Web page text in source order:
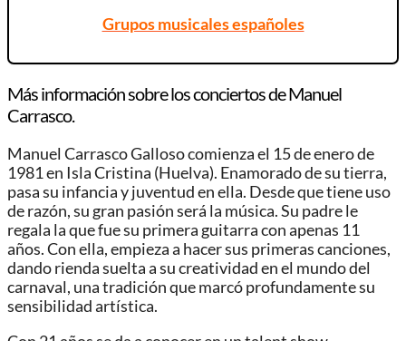
Grupos musicales españoles
Más información sobre los conciertos de Manuel
Carrasco.
Manuel Carrasco Galloso comienza el 15 de enero de
1981 en Isla Cristina (Huelva). Enamorado de su tierra,
pasa su infancia y juventud en ella. Desde que tiene uso
de razón, su gran pasión será la música. Su padre le
regala la que fue su primera guitarra con apenas 11
años. Con ella, empieza a hacer sus primeras canciones,
dando rienda suelta a su creatividad en el mundo del
carnaval, una tradición que marcó profundamente su
sensibilidad artística.